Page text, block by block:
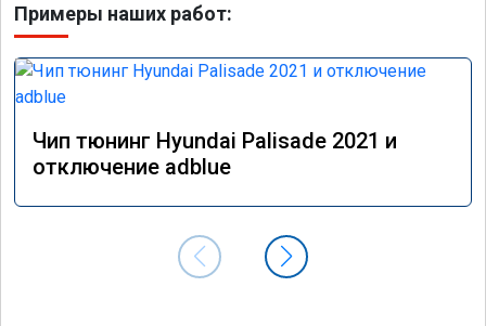
Примеры наших работ:
Чип тюнинг Hyundai Palisade 2021 и
отключение adblue